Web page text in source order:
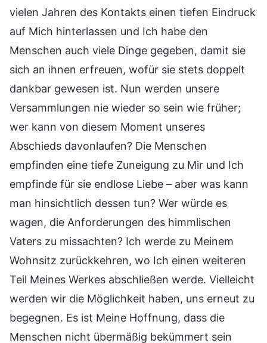
vielen Jahren des Kontakts einen tiefen Eindruck
auf Mich hinterlassen und Ich habe den
Menschen auch viele Dinge gegeben, damit sie
sich an ihnen erfreuen, wofür sie stets doppelt
dankbar gewesen ist. Nun werden unsere
Versammlungen nie wieder so sein wie früher;
wer kann von diesem Moment unseres
Abschieds davonlaufen? Die Menschen
empfinden eine tiefe Zuneigung zu Mir und Ich
empfinde für sie endlose Liebe – aber was kann
man hinsichtlich dessen tun? Wer würde es
wagen, die Anforderungen des himmlischen
Vaters zu missachten? Ich werde zu Meinem
Wohnsitz zurückkehren, wo Ich einen weiteren
Teil Meines Werkes abschließen werde. Vielleicht
werden wir die Möglichkeit haben, uns erneut zu
begegnen. Es ist Meine Hoffnung, dass die
Menschen nicht übermäßig bekümmert sein